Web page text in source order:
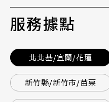
服務據點
北北基/宜蘭/花蓮
新竹縣/新竹市/苗栗